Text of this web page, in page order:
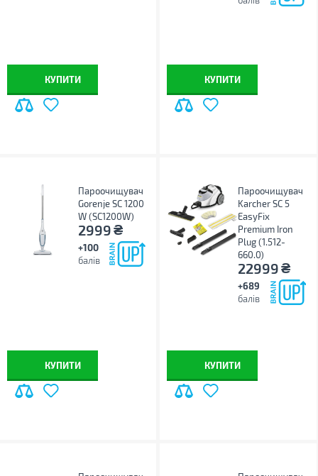
КУПИТИ КУПИТИ
Пароочищувач
Gorenje SC 1200
W (SC1200W)
2999₴
+100
балів
КУПИТИ
Пароочищувач
Karcher SC 5
EasyFix
Premium Iron
Plug (1.512-
660.0)
22999₴
+689
балів
КУПИТИ